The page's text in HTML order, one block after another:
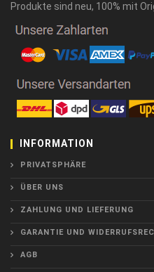
Produkte sind neu, 100% mit
INFORMATION
PRIVATSPHÄRE
ÜBER UNS
ZAHLUNG UND LIEFERUNG
GARANTIE UND
AGB